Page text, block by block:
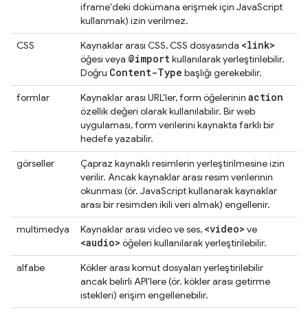
iframe'deki dokümana erişmek için JavaScript
kullanmak) izin verilmez.
CSS
Kaynaklar arası CSS, CSS dosyasında <link>
öğesi veya @importkullanılarak yerleştirilebilir.
Doğru Content-Type başlığı gerekebilir.
formlar
Kaynaklar arası URL'ler, form öğelerinin action
özellik değeri olarak kullanılabilir. Bir web
uygulaması, form verilerini kaynakta farklı bir
hedefe yazabilir.
görseller
Çapraz kaynaklı resimlerin yerleştirilmesine izin
verilir. Ancak kaynaklar arası resim verilerinin
okunması (ör. JavaScript kullanarak kaynaklar
arası bir resimden ikili veri almak) engellenir.
multimedya
Kaynaklar arası video ve ses, <video> ve
<audio> öğeleri kullanılarak yerleştirilebilir.
alfabe
Kökler arası komut dosyaları yerleştirilebilir
ancak belirli API'lere (ör. kökler arası getirme
istekleri) erişim engellenebilir.